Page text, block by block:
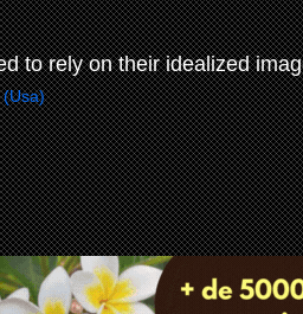
to rely on their idealized
(Usa)